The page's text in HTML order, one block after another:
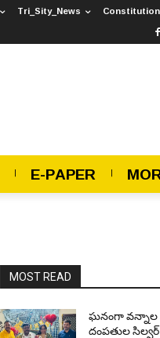
Tri_Sity_News
E-PAPER
MOST READ
ఘనంగా వన్నాల
దంపతుల సిల్వర్